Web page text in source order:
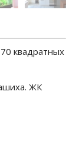
квадратных
ЖК